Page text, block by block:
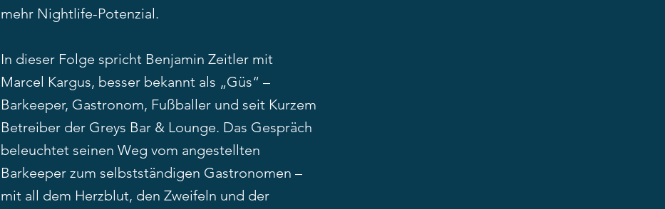
mehr Nightlife-Potenzial.
In dieser Folge spricht Benjamin Zeitler mit
Marcel Kargus, besser bekannt als „Güs“ –
Barkeeper, Gastronom, Fußballer und seit Kurzem
Betreiber der Greys Bar & Lounge. Das Gespräch
beleuchtet seinen Weg vom angestellten
Barkeeper zum selbstständigen Gastronomen –
mit all dem Herzblut, den Zweifeln und der